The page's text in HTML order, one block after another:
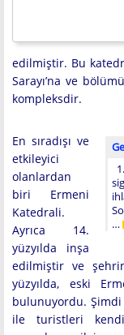
edilmiştir. Bu
Sarayı’na ve
kompleksdir.
…
En sıradışı ve
etkileyici
olanlardan
biri Ermeni
Katedrali.
Ayrıca 14.
yüzyılda inşa
edilmiştir ve
yüzyılda, eski
bulunuyordu.
ile turistleri